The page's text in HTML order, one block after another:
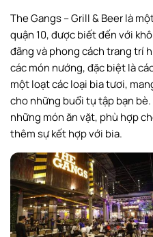
The Gangs – Grill & Beer là
quận 10, được biết đến với
đãng và phong cách trang trí
các món nướng, đặc biệt là
một loạt các loại bia tươi,
cho những buổi tụ tập bạn
những món ăn vặt, phù hợp
thêm sự kết hợp với bia.